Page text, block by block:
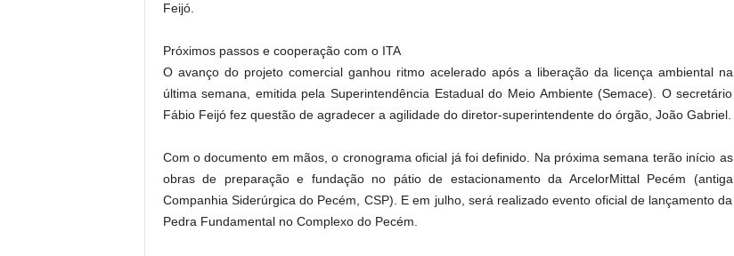
Feijó.
Próximos passos e cooperação com o ITA
O avanço do projeto comercial ganhou ritmo acelerado após a liberação da licença ambiental na
última semana, emitida pela Superintendência Estadual do Meio Ambiente (Semace). O secretário
Fábio Feijó fez questão de agradecer a agilidade do diretor-superintendente do órgão, João Gabriel.
Com o documento em mãos, o cronograma oficial já foi definido. Na próxima semana terão início as
obras de preparação e fundação no pátio de estacionamento da ArcelorMittal Pecém (antiga
Companhia Siderúrgica do Pecém, CSP). E em julho, será realizado evento oficial de lançamento da
Pedra Fundamental no Complexo do Pecém.